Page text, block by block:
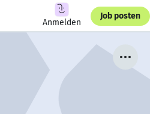
Anmelden
Job posten